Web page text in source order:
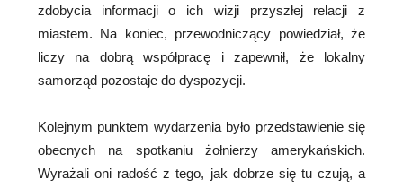
zdobycia informacji o ich wizji przyszłej relacji z
miastem. Na koniec, przewodniczący powiedział, że
liczy na dobrą współpracę i zapewnił, że lokalny
samorząd pozostaje do dyspozycji.
Kolejnym punktem wydarzenia było przedstawienie się
obecnych na spotkaniu żołnierzy amerykańskich.
Wyrażali oni radość z tego, jak dobrze się tu czują, a